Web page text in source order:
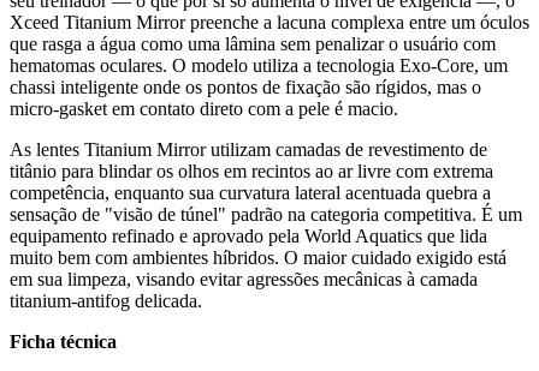
Xceed Titanium Mirror preenche a lacuna complexa entre um óculos
que rasga a água como uma lâmina sem penalizar o usuário com
hematomas oculares. O modelo utiliza a tecnologia Exo-Core, um
chassi inteligente onde os pontos de fixação são rígidos, mas o
micro-gasket em contato direto com a pele é macio.
As lentes Titanium Mirror utilizam camadas de revestimento de
titânio para blindar os olhos em recintos ao ar livre com extrema
competência, enquanto sua curvatura lateral acentuada quebra a
sensação de "visão de túnel" padrão na categoria competitiva. É um
equipamento refinado e aprovado pela World Aquatics que lida
muito bem com ambientes híbridos. O maior cuidado exigido está
em sua limpeza, visando evitar agressões mecânicas à camada
titanium-antifog delicada.
Ficha técnica